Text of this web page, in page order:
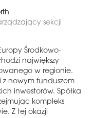
sekcji
Środkowo-
największy
w regionie.
z nowym funduszem
inwestorów. Spółka
kompleks
Z tej okazji